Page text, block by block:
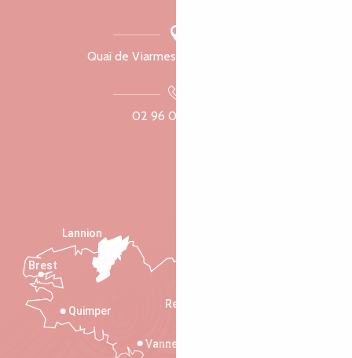
Quai de Viarmes, 22300 Lannion
02 96 05 60 70
Rennes
Vannes
Quimper
Lannion
Brest